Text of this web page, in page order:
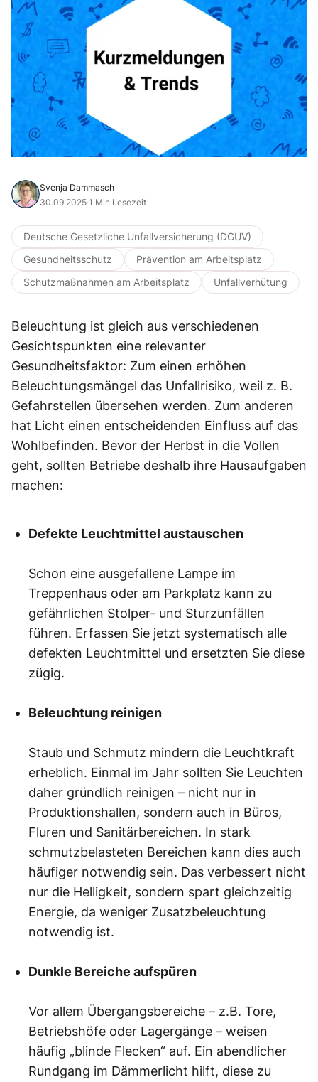
Svenja Dammasch
30.09.2025·1 Min Lesezeit
Deutsche Gesetzliche Unfallversicherung (DGUV)
Gesundheitsschutz
Prävention am Arbeitsplatz
Schutzmaßnahmen am Arbeitsplatz
Unfallverhütung
Beleuchtung ist gleich aus verschiedenen
Gesichtspunkten eine relevanter
Gesundheitsfaktor: Zum einen erhöhen
Beleuchtungsmängel das Unfallrisiko, weil z. B.
Gefahrstellen übersehen werden. Zum anderen
hat Licht einen entscheidenden Einfluss auf das
Wohlbefinden. Bevor der Herbst in die Vollen
geht, sollten Betriebe deshalb ihre Hausaufgaben
machen:
Defekte Leuchtmittel austauschen
Schon eine ausgefallene Lampe im
Treppenhaus oder am Parkplatz kann zu
gefährlichen Stolper- und Sturzunfällen
führen. Erfassen Sie jetzt systematisch alle
defekten Leuchtmittel und ersetzten Sie diese
zügig.
Beleuchtung reinigen
Staub und Schmutz mindern die Leuchtkraft
erheblich. Einmal im Jahr sollten Sie Leuchten
daher gründlich reinigen – nicht nur in
Produktionshallen, sondern auch in Büros,
Fluren und Sanitärbereichen. In stark
schmutzbelasteten Bereichen kann dies auch
häufiger notwendig sein. Das verbessert nicht
nur die Helligkeit, sondern spart gleichzeitig
Energie, da weniger Zusatzbeleuchtung
notwendig ist.
Dunkle Bereiche aufspüren
Vor allem Übergangsbereiche – z.B. Tore,
Betriebshöfe oder Lagergänge – weisen
häufig „blinde Flecken“ auf. Ein abendlicher
Rundgang im Dämmerlicht hilft, diese zu